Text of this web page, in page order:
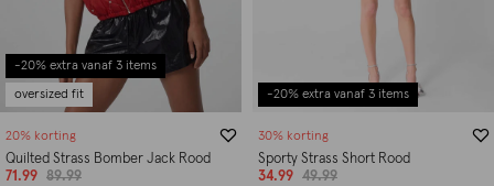
-20% extra vanaf 3 items
oversized fit
20% korting
Quilted Strass Bomber Jack Rood
71.99
89.99
-20% extra vanaf 3 items
30% korting
Sporty Strass Short Rood
34.99
49.99